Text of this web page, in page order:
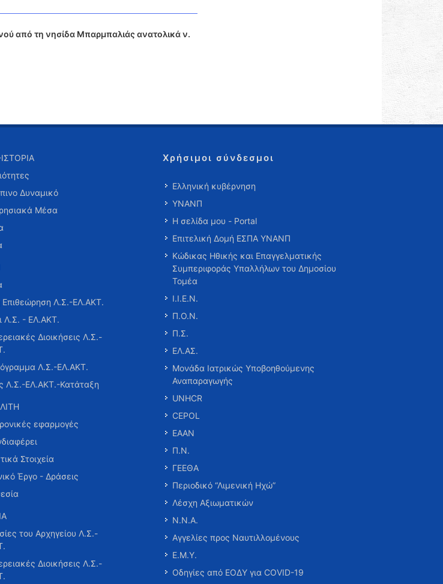
από τη νησίδα Μπαρμπαλιάς ανατολικά ν.
Δυναμικό
Μέσα
Επιθεώρηση Λ.Σ.-ΕΛ.ΑΚΤ.
Λ.Σ. - ΕΛ.ΑΚΤ.
Διοικήσεις Λ.Σ.-
Λ.Σ.-ΕΛ.ΑΚΤ.
Λ.Σ.-ΕΛ.ΑΚΤ.-Κατάταξη
εφαρμογές
Στοιχεία
Έργο - Δράσεις
του Αρχηγείου Λ.Σ.-
Διοικήσεις Λ.Σ.-
Χρήσιμοι σύνδεσμοι
Ελληνική κυβέρνηση
ΥΝΑΝΠ
Η σελίδα μου - Portal
Επιτελική Δομή ΕΣΠΑ ΥΝΑΝΠ
Κώδικας Ηθικής και Επαγγελματικής
Συμπεριφοράς Υπαλλήλων του Δημοσίου
Τομέα
Ι.Ι.Ε.Ν.
Π.Ο.Ν.
Π.Σ.
ΕΛ.ΑΣ.
Μονάδα Ιατρικώς Υποβοηθούμενης
Αναπαραγωγής
UNHCR
CEPOL
ΕΑΑΝ
Π.Ν.
ΓΕΕΘΑ
Περιοδικό “Λιμενική Ηχώ”
Λέσχη Αξιωματικών
Ν.Ν.Α.
Αγγελίες προς Ναυτιλλομένους
Ε.Μ.Υ.
Οδηγίες από ΕΟΔΥ για COVID-19